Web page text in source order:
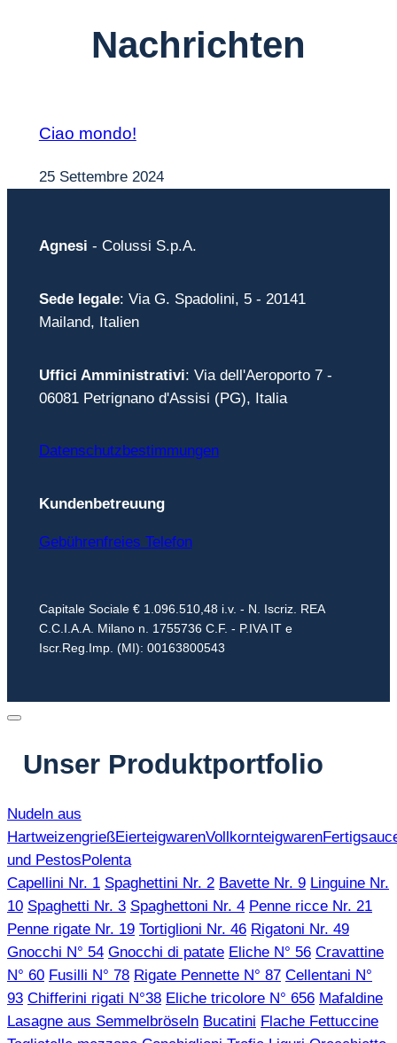
Nachrichten
Ciao mondo!
25 Settembre 2024
Agnesi - Colussi S.p.A.
Sede legale: Via G. Spadolini, 5 - 20141
Mailand, Italien
Uffici Amministrativi: Via dell'Aeroporto 7 -
06081 Petrignano d'Assisi (PG), Italia
Datenschutzbestimmungen
Kundenbetreuung
Gebührenfreies Telefon
Capitale Sociale € 1.096.510,48 i.v. - N. Iscriz. REA
C.C.I.A.A. Milano n. 1755736 C.F. - P.IVA IT e
Iscr.Reg.Imp. (MI): 00163800543
Unser Produktportfolio
Nudeln aus
HartweizengrießEierteigwarenVollkornteigwaren
und Pestos Polenta
Capellini Nr. 1 Spaghettini Nr. 2 Bavette Nr. 9 Linguine Nr.
10 Spaghetti Nr. 3 Spaghettoni Nr. 4 Penne ricce Nr. 21
Penne rigate Nr. 19 Tortiglioni Nr. 46 Rigatoni Nr. 49
Gnocchi N° 54 Gnocchi di patate Eliche N° 56 Cravattine
N° 60 Fusilli N° 78 Rigate Pennette N° 87 Cellentani N°
93 Chifferini rigati N°38 Eliche tricolore N° 656 Mafaldine
Lasagne aus Semmelbröseln Bucatini Flache Fettuccine